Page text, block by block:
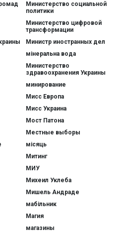
Министерство социальной
политики
Министерство цифровой
трансформации
Министр иностранных дел
мінеральна вода
Министерство
здравоохранения Украины
минирование
Мисс Европа
Мисс Украина
Мост Патона
Местные выборы
місяць
Митинг
МИУ
Михеил Уклеба
Мишель Андраде
мабільник
Магия
магазины